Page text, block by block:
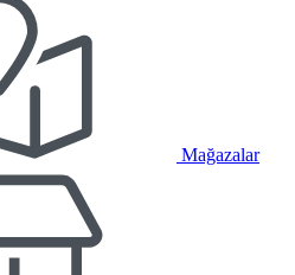
Mağazalar